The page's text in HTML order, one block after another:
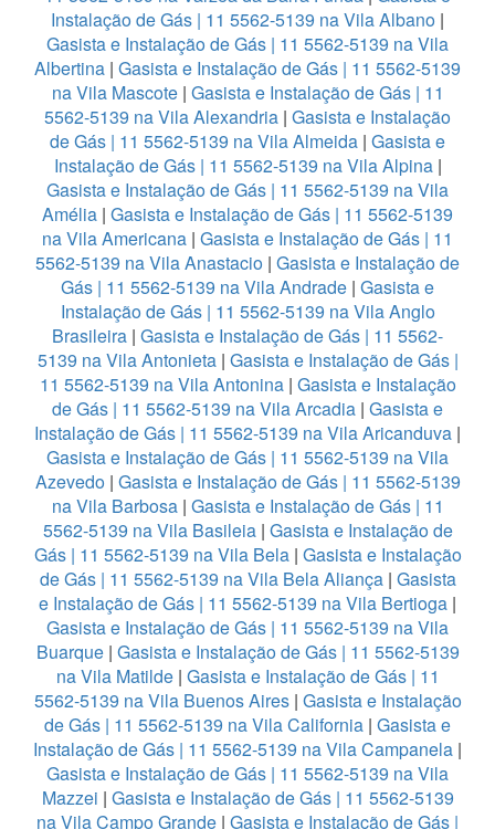
Instalação de Gás | 11 5562-5139 na Vila Albano |
Gasista e Instalação de Gás | 11 5562-5139 na Vila
Albertina | Gasista e Instalação de Gás | 11 5562-5139
na Vila Mascote| Gasista e Instalação de Gás | 11
5562-5139 na Vila Alexandria | Gasista e Instalação
de Gás | 11 5562-5139 na Vila Almeida | Gasista e
Instalação de Gás | 11 5562-5139 na Vila Alpina |
Gasista e Instalação de Gás | 11 5562-5139 na Vila
Amélia | Gasista e Instalação de Gás | 11 5562-5139
na Vila Americana | Gasista e Instalação de Gás | 11
5562-5139 na Vila Anastacio | Gasista e Instalação de
Gás | 11 5562-5139 na Vila Andrade | Gasista e
Instalação de Gás | 11 5562-5139 na Vila Anglo
Brasileira | Gasista e Instalação de Gás | 11 5562-
5139 na Vila Antonieta| Gasista e Instalação de Gás |
11 5562-5139 na Vila Antonina| Gasista e Instalação
de Gás | 11 5562-5139 na Vila Arcadia | Gasista e
Instalação de Gás | 11 5562-5139 na Vila Aricanduva |
Gasista e Instalação de Gás | 11 5562-5139 na Vila
Azevedo| Gasista e Instalação de Gás | 11 5562-5139
na Vila Barbosa| Gasista e Instalação de Gás | 11
5562-5139 na Vila Basileia| Gasista e Instalação de
Gás | 11 5562-5139 na Vila Bela| Gasista e Instalação
de Gás | 11 5562-5139 na Vila Bela Aliança| Gasista
e Instalação de Gás | 11 5562-5139 na Vila Bertioga |
Gasista e Instalação de Gás | 11 5562-5139 na Vila
Buarque| Gasista e Instalação de Gás | 11 5562-5139
na Vila Matilde| Gasista e Instalação de Gás | 11
5562-5139 na Vila Buenos Aires| Gasista e Instalação
de Gás | 11 5562-5139 na Vila California | Gasista e
Instalação de Gás | 11 5562-5139 na Vila Campanela |
Gasista e Instalação de Gás | 11 5562-5139 na Vila
Mazzei | Gasista e Instalação de Gás | 11 5562-5139
na Vila Campo Grande | Gasista e Instalação de Gás |